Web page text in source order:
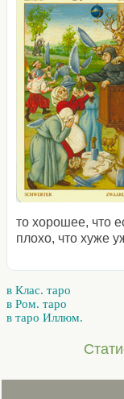
то хорошее, что
плохо, что хуже
в Клас. таро
в Ром. таро
в таро Иллюм.